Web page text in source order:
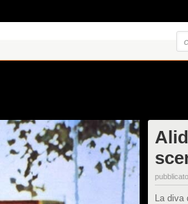
La diva